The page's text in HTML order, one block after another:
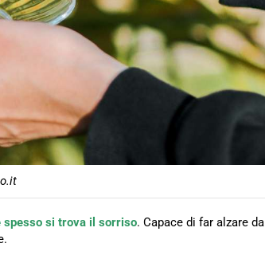
spesso si trova il sorriso. Capace di far alzare dal